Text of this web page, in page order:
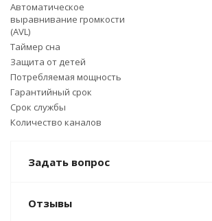
Автоматическое
выравнивание громкости
(AVL)
Таймер сна
Защита от детей
Потребляемая мощность
Гарантийный срок
Срок службы
Количество каналов
Задать вопрос
Отзывы